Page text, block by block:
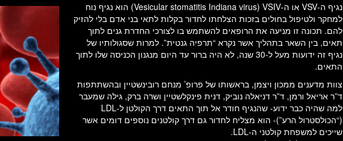
נגיף ה-VSV או ה-Vesicular stomatitis Indiana virus) VSIV) הוא נגיף נוח
למחקר ולטיפול בחולים בזכות הצלחתו לחדור בקלות לתאי בני אדם בלי להזיק
להם. תכונה זו מניעה את הרופאים להשתמש בו לצורכי החדרת גנים לתוך
תאים, בין השאר בתהליך אשר נקרא “תרפיה גנטית”. למרות שסגולותיו של
נגיף זה ידועות מעל ל-30 שנה, לא היה ברור עד היום מנגנון הכניסה שלו לתוך
התאים.
צוות מדענים ממכון ויצמן, בראשותו של פרופ’ מנחם רובינשטיין ובהשתתפות
ד”ר אריאל ורמן, ד”ר דניאלה נוביק, דנית פינקלשטיין ושרה ברק, גילה שמעבר
למה שהיה כבר ידוע- שהנגיף חודר אל תוך התאים דרך הקולטן ל-LDL
(“הכולסטרול הרע”)- הוא מצליח לחדור גם דרך קולטנים נוספים דומים אשר
שייכים למשפחת קולטני ה-LDL.